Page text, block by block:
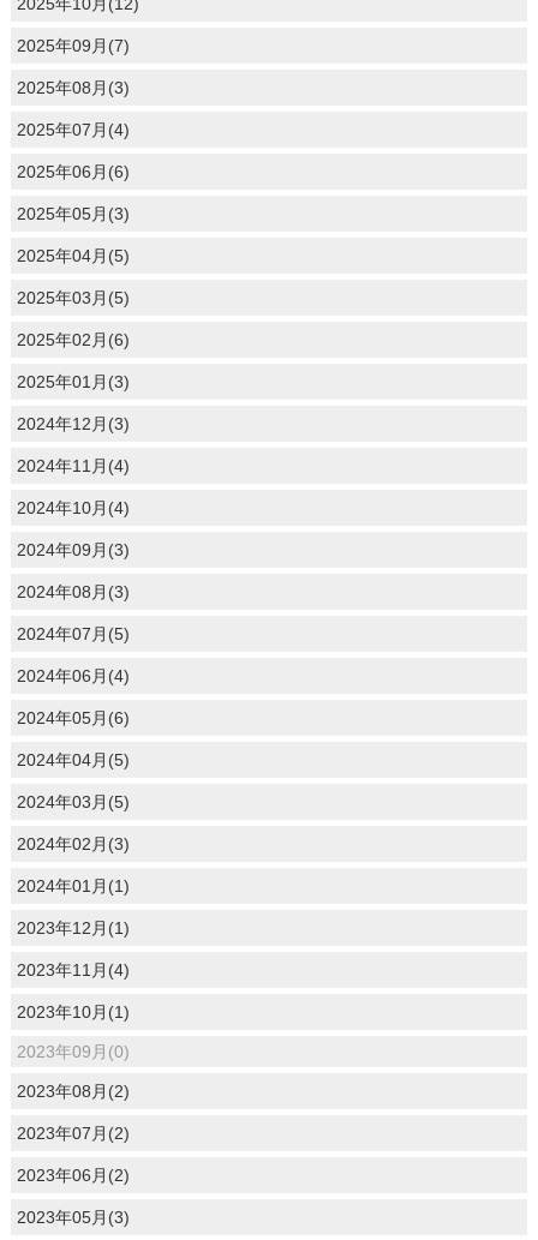
2025年09月(7)
2025年08月(3)
2025年07月(4)
2025年06月(6)
2025年05月(3)
2025年04月(5)
2025年03月(5)
2025年02月(6)
2025年01月(3)
2024年12月(3)
2024年11月(4)
2024年10月(4)
2024年09月(3)
2024年08月(3)
2024年07月(5)
2024年06月(4)
2024年05月(6)
2024年04月(5)
2024年03月(5)
2024年02月(3)
2024年01月(1)
2023年12月(1)
2023年11月(4)
2023年10月(1)
2023年09月(0)
2023年08月(2)
2023年07月(2)
2023年06月(2)
2023年05月(3)